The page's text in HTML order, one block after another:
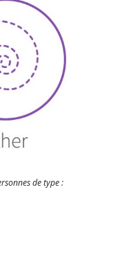
de type :